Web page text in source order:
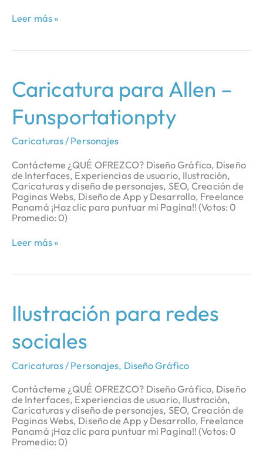
Leer más »
Caricatura para Allen –
Funsportationpty
Caricaturas / Personajes
Contácteme ¿QUÉ OFREZCO? Diseño Gráfico, Diseño
de Interfaces, Experiencias de usuario, Ilustración,
Caricaturas y diseño de personajes, SEO, Creación de
Paginas Webs, Diseño de App y Desarrollo, Freelance
Panamá ¡Haz clic para puntuar mi Pagina!! (Votos: 0
Promedio: 0)
Caricatura
para
Allen
–
Funsportationpty
Leer más »
Ilustración para redes
sociales
Caricaturas / Personajes, Diseño Gráfico
Contácteme ¿QUÉ OFREZCO? Diseño Gráfico, Diseño
de Interfaces, Experiencias de usuario, Ilustración,
Caricaturas y diseño de personajes, SEO, Creación de
Paginas Webs, Diseño de App y Desarrollo, Freelance
Panamá ¡Haz clic para puntuar mi Pagina!! (Votos: 0
Promedio: 0)
Ilustración
para
redes
sociales